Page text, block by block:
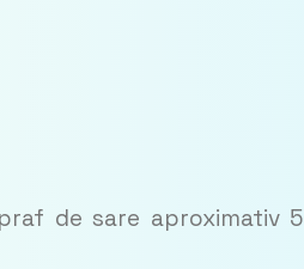
de sare aproximativ 5